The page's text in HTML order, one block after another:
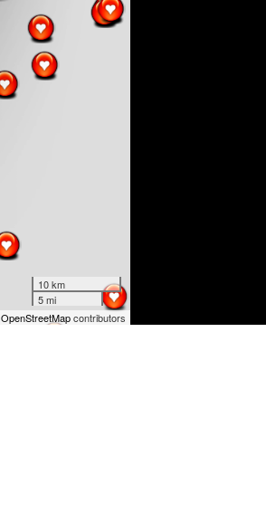
10 km
5 mi
OpenStreetMapcontributors